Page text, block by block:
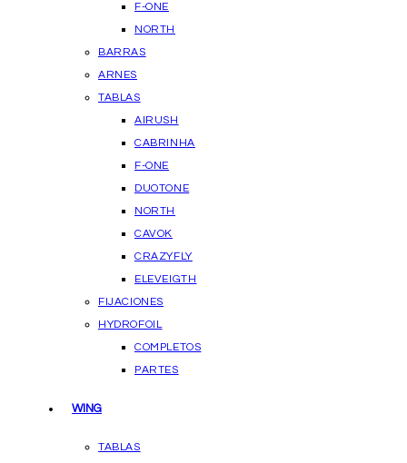
F-ONE
NORTH
BARRAS
ARNES
TABLAS
AIRUSH
CABRINHA
F-ONE
DUOTONE
NORTH
CAVOK
CRAZYFLY
ELEVEIGTH
FIJACIONES
HYDROFOIL
COMPLETOS
PARTES
WING
TABLAS